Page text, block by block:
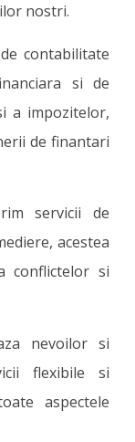
nostri.
contabilitate
si de
a impozitelor,
de finantari
servicii de
acestea
conflictelor si
nevoilor si
flexibile si
aspectele